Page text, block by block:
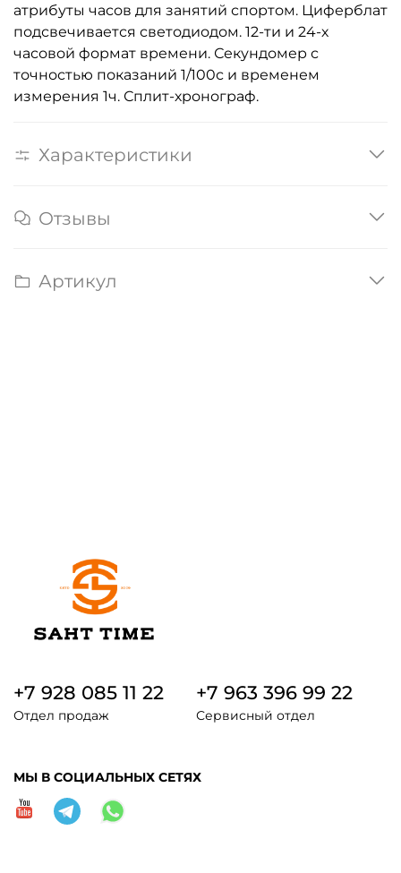
атрибуты часов для занятий спортом. Циферблат
подсвечивается светодиодом. 12-ти и 24-х
часовой формат времени. Секундомер с
точностью показаний 1/100с и временем
измерения 1ч. Сплит-хронограф.
Характеристики
Отзывы
Артикул
+7 928 085 11 22
Отдел продаж
+7 963 396 99 22
Сервисный отдел
МЫ В СОЦИАЛЬНЫХ СЕТЯХ